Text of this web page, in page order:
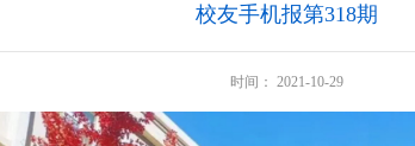
校友手机报第318期
时间： 2021-10-29